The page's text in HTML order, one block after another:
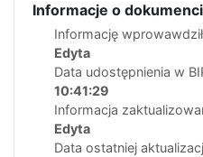
Informacje o
Informację
Edyta
Data udostępnienia w
10:41:29
Informacja
Edyta
Data ostatniej